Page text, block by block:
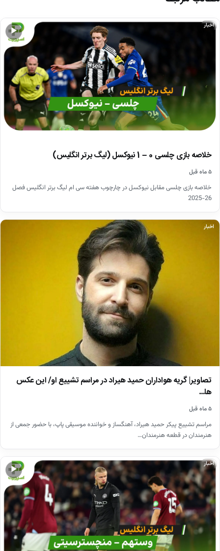
▶
اخبار
خلاصه بازی چلسی 0 – 1 نیوکسل (لیگ برتر انگلیس)
۵ ماه قبل
خلاصه بازی چلسی مقابل نیوکسل در چارچوب هفته سی ام لیگ برتر انگلیس فصل
26-2025
اخبار
تصاویر| گریه هواداران حمید هیراد در مراسم تشییع او/ این عکس
ها…
۵ ماه قبل
مراسم تشییع پیکر حمید هیراد، آهنگساز و خواننده موسیقی پاپ، با حضور جمعی از
هنرمندان در قطعه هنرمندان…
▶
اخبار